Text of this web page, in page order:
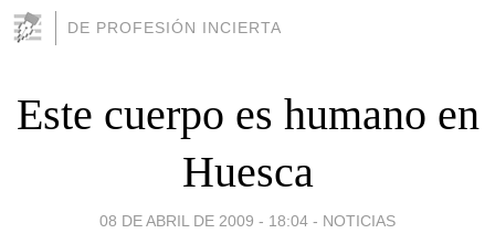
DE PROFESIÓN INCIERTA
Este cuerpo es humano en
Huesca
08 DE ABRIL DE 2009 - 18:04 - NOTICIAS